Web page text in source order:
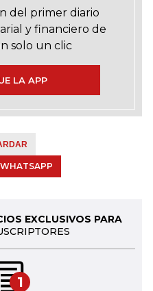
del primer diario
y financiero de
solo un clic
LA APP
EXCLUSIVOS PARA
1